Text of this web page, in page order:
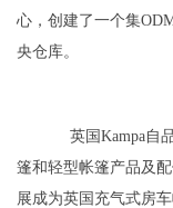
心，创建了一个集
央仓库。
英国Kampa自
篷和轻型帐篷产品及
展成为英国充气式房